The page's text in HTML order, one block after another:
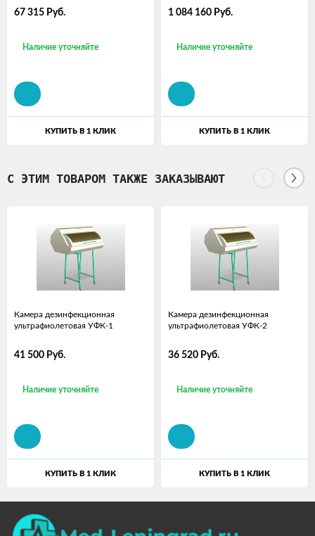
67 315 Руб.
Наличие уточняйте
КУПИТЬ В 1 КЛИК
1 084 160 Руб.
Наличие уточняйте
КУПИТЬ В 1 КЛИК
С ЭТИМ ТОВАРОМ ТАКЖЕ ЗАКАЗЫВАЮТ
Камера дезинфекционная
ультрафиолетовая УФК-1
41 500 Руб.
Наличие уточняйте
КУПИТЬ В 1 КЛИК
Камера дезинфекционная
ультрафиолетовая УФК-2
36 520 Руб.
Наличие уточняйте
КУПИТЬ В 1 КЛИК